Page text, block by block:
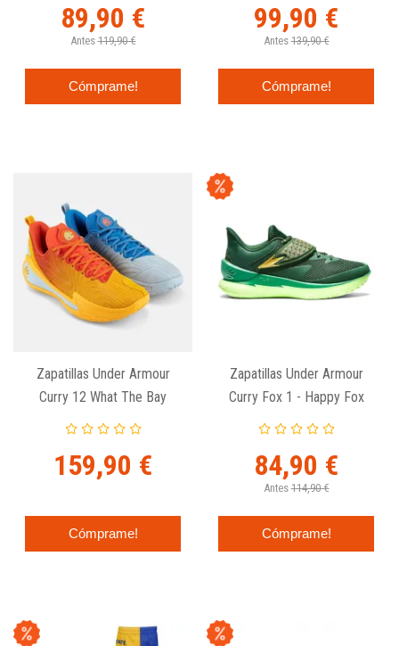
89,90 €
Antes 119,90 €
Cómprame!
99,90 €
Antes 139,90 €
Cómprame!
Zapatillas Under Armour
Curry 12 What The Bay
159,90 €
Cómprame!
Zapatillas Under Armour
Curry Fox 1 - Happy Fox
Day Alt
84,90 €
Antes 114,90 €
Cómprame!